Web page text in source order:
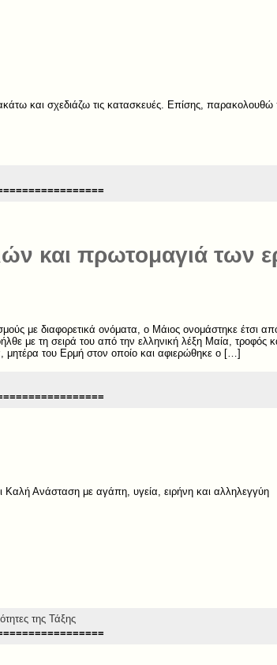
και σχεδιάζω τις κατασκευές. Επίσης, παρακολουθώ
και πρωτομαγιά των
με διαφορετικά ονόματα, ο Μάιος ονομάστηκε έτσι
με τη σειρά του από την ελληνική λέξη Μαία, τροφός
μητέρα του Ερμή στον οποίο και αφιερώθηκε ο […]
Ανάσταση με αγάπη, υγεία, ειρήνη και αλληλεγγύη
της Τάξης